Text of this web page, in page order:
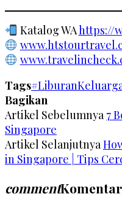
Katalog WAhttps://
Tags
Bagikan
Artikel Sebelumnya 7
Singapore
Artikel Selanjutnya
in Singapore | Tips
comment